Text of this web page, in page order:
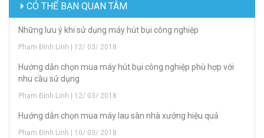
CÓ THỂ BẠN QUAN TÂM
Những lưu ý khi sử dụng máy hút bụi công nghiệp
Phạm Đình Linh | 12/ 03/ 2018
Hướng dẫn chọn mua máy hút bụi công nghiệp phù hợp với
nhu cầu sử dụng
Phạm Đình Linh | 12/ 03/ 2018
Hướng dẫn chọn mua máy lau sàn nhà xưởng hiệu quả
Phạm Đình Linh | 10/ 03/ 2018